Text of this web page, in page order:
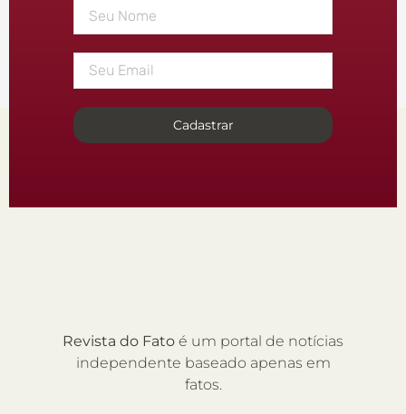
Cadastrar
Revista do Fato é um portal de notícias
independente baseado apenas em
fatos.